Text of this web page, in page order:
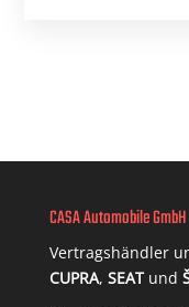
CASA Automobile GmbH
Vertragshändler
CUPRA, SEATund